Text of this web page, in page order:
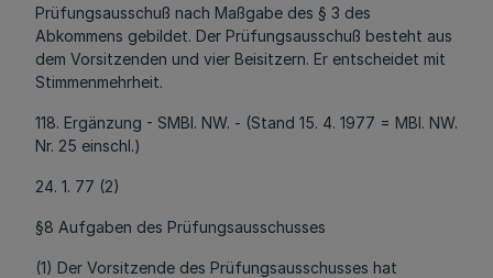
Prüfungsausschuß nach Maßgabe des § 3 des
Abkommens gebildet. Der Prüfungsausschuß besteht aus
dem Vorsitzenden und vier Beisitzern. Er entscheidet mit
Stimmenmehrheit.
118. Ergänzung - SMBl. NW. - (Stand 15. 4. 1977 = MBl. NW.
Nr. 25 einschl.)
24. 1. 77 (2)
§8 Aufgaben des Prüfungsausschusses
(1) Der Vorsitzende des Prüfungsausschusses hat